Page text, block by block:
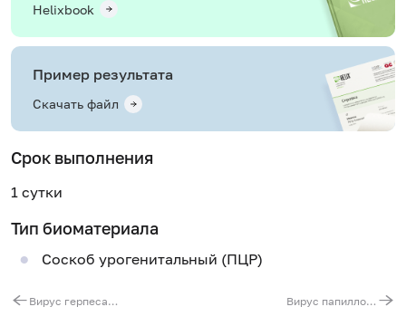
Helixbook
Пример результата
Скачать файл
Срок выполнения
1 сутки
Тип биоматериала
Соскоб урогенитальный (ПЦР)
Вирус герпеса человека 6-го типа (Human Herpes Virus 6), ДНК [реал-тайм ПЦР], количественно Вирус папилломы человека (Human Papillomavirus) высокого канцерогенного риска (16, 18, 31, 33, 35, 39, 45, 51, 52, 56, 58, 59, 66, 68 типы), ДНК количественно, скрининг с определением возможности интеграции вируса в геном [реал-тайм ПЦР]